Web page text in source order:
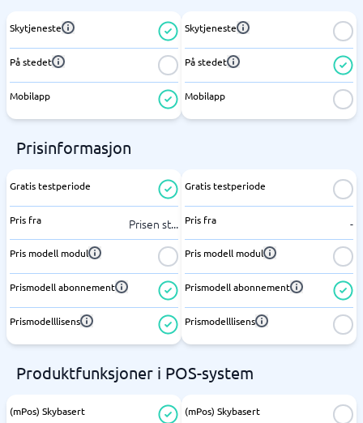
Skytjeneste
På stedet
Mobilapp
Skytjeneste
På stedet
Mobilapp
Prisinformasjon
Gratis testperiode
Pris fra Prisen st...
Pris modell modul
Prismodell abonnement
Prismodelllisens
Gratis testperiode
Pris fra -
Pris modell modul
Prismodell abonnement
Prismodelllisens
Produktfunksjoner i POS-system
(mPos) Skybasert (mPos) Skybasert